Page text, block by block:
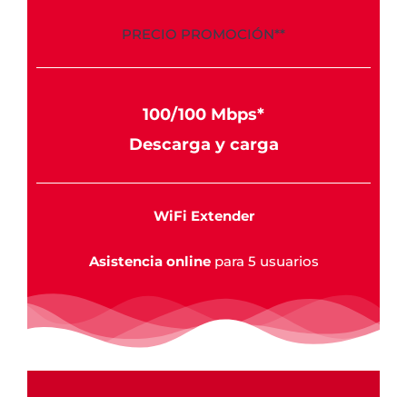
PRECIO PROMOCIÓN**
100/100 Mbps*
Descarga y carga
WiFi Extender
Asistencia onlinepara 5 usuarios